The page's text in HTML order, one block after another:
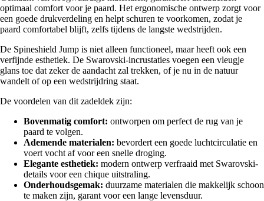
optimaal comfort voor je paard. Het ergonomische ontwerp zorgt voor
een goede drukverdeling en helpt schuren te voorkomen, zodat je
paard comfortabel blijft, zelfs tijdens de langste wedstrijden.
De Spineshield Jump is niet alleen functioneel, maar heeft ook een
verfijnde esthetiek. De Swarovski-incrustaties voegen een vleugje
glans toe dat zeker de aandacht zal trekken, of je nu in de natuur
wandelt of op een wedstrijdring staat.
De voordelen van dit zadeldek zijn:
Bovenmatig comfort: ontworpen om perfect de rug van je
paard te volgen.
Ademende materialen: bevordert een goede luchtcirculatie en
voert vocht af voor een snelle droging.
Elegante esthetiek: modern ontwerp verfraaid met Swarovski-
details voor een chique uitstraling.
Onderhoudsgemak: duurzame materialen die makkelijk schoon
te maken zijn, garant voor een lange levensduur.